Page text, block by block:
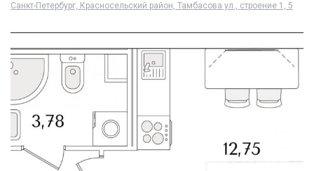
Санкт-Петербург, Красносельский район, Тамбасова ул., строение 1, 5